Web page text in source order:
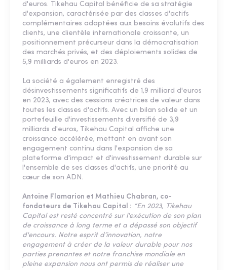
d'euros. Tikehau Capital bénéficie de sa stratégie
d'expansion, caractérisée par des classes d'actifs
complémentaires adaptées aux besoins évolutifs des
clients, une clientèle internationale croissante, un
positionnement précurseur dans la démocratisation
des marchés privés, et des déploiements solides de
5,9 milliards d'euros en 2023.
La société a également enregistré des
désinvestissements significatifs de 1,9 milliard d'euros
en 2023, avec des cessions créatrices de valeur dans
toutes les classes d'actifs. Avec un bilan solide et un
portefeuille d'investissements diversifié de 3,9
milliards d'euros, Tikehau Capital affiche une
croissance accélérée, mettant en avant son
engagement continu dans l'expansion de sa
plateforme d'impact et d'investissement durable sur
l'ensemble de ses classes d'actifs, une priorité au
cœur de son ADN.
Antoine Flamarion et Mathieu Chabran, co-
fondateurs de Tikehau Capital : “En 2023, Tikehau
Capital est resté concentré sur l'exécution de son plan
de croissance à long terme et a dépassé son objectif
d'encours. Notre esprit d’innovation, notre
engagement à créer de la valeur durable pour nos
parties prenantes et notre franchise mondiale en
pleine expansion nous ont permis de réaliser une